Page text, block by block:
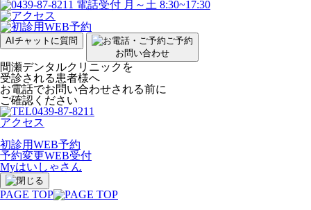
AIチャットに質問
ご予約
お問い合わせ
間瀬デンタルクリニックを
受診される患者様へ
お電話でお問い合わせされる前に
ご確認ください
0439-87-8211
アクセス
初診用WEB予約
予約変更WEB受付
Myはいしゃさん
PAGE TOP